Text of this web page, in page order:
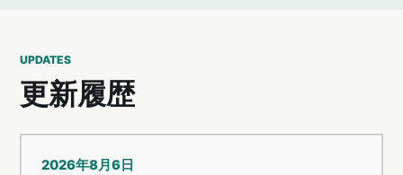
UPDATES
更新履歴
2026年8月6日